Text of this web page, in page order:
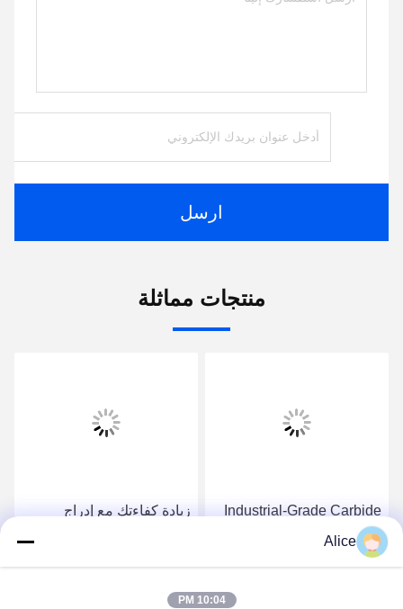
ارسل
منتجات مماثلة
Industrial-Grade Carbide
Inserts for Heavy-Duty
Cutting Tasks
احصل على أفضل سعر
زيادة كفاءتك مع إدراج
Alice
10:04 PM